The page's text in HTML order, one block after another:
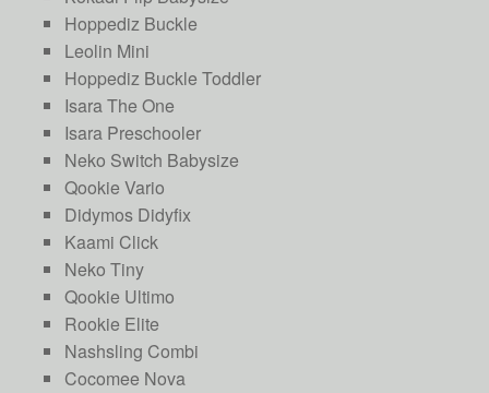
Hoppediz Buckle
Leolin Mini
Hoppediz Buckle Toddler
Isara The One
Isara Preschooler
Neko Switch Babysize
Qookie Vario
Didymos Didyfix
Kaami Click
Neko Tiny
Qookie Ultimo
Rookie Elite
Nashsling Combi
Cocomee Nova